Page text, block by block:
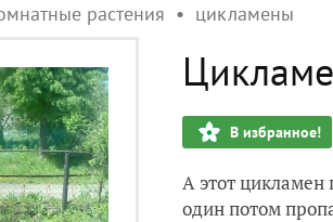
растения цикламены
В избранное!
А этот цикламен
один потом